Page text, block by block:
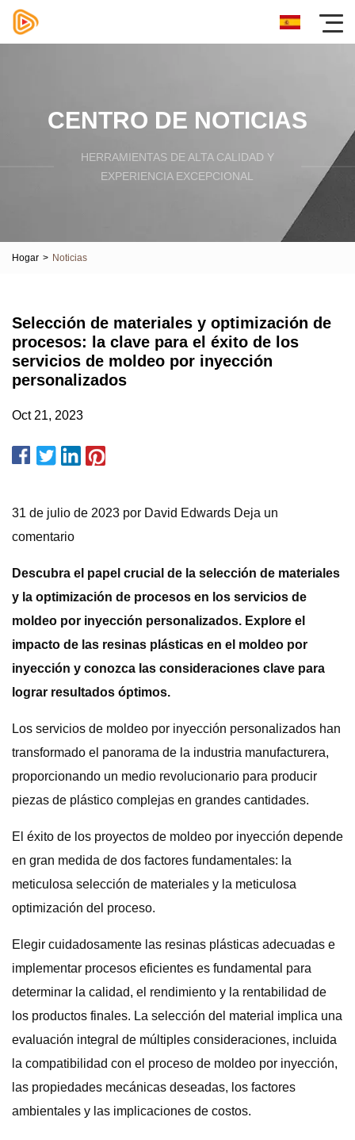
CENTRO DE NOTICIAS
HERRAMIENTAS DE ALTA CALIDAD Y
EXPERIENCIA EXCEPCIONAL
Hogar > Noticias
Selección de materiales y optimización de
procesos: la clave para el éxito de los
servicios de moldeo por inyección
personalizados
Oct 21, 2023
31 de julio de 2023 por David Edwards Deja un
comentario
Descubra el papel crucial de la selección de materiales
y la optimización de procesos en los servicios de
moldeo por inyección personalizados. Explore el
impacto de las resinas plásticas en el moldeo por
inyección y conozca las consideraciones clave para
lograr resultados óptimos.
Los servicios de moldeo por inyección personalizados han
transformado el panorama de la industria manufacturera,
proporcionando un medio revolucionario para producir
piezas de plástico complejas en grandes cantidades.
El éxito de los proyectos de moldeo por inyección depende
en gran medida de dos factores fundamentales: la
meticulosa selección de materiales y la meticulosa
optimización del proceso.
Elegir cuidadosamente las resinas plásticas adecuadas e
implementar procesos eficientes es fundamental para
determinar la calidad, el rendimiento y la rentabilidad de
los productos finales. La selección del material implica una
evaluación integral de múltiples consideraciones, incluida
la compatibilidad con el proceso de moldeo por inyección,
las propiedades mecánicas deseadas, los factores
ambientales y las implicaciones de costos.